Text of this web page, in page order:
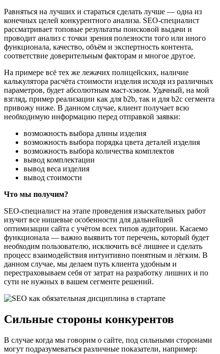
Равняться на лучших и стараться сделать лучше — одна из
конечных целей конкурентного анализа. SEO-специалист
рассматривает топовые результаты поисковой выдачи и
проводит анализ с точки зрения полезности того или иного
функционала, качество, объём и экспертность контента,
соответствие доверительным факторам и многое другое.
На примере всё тех же лежачих полицейских, наличие
калькулятора расчёта стоимости изделия исходя из различных
параметров, будет абсолютным маст-хэвом. Удачный, на мой
взгляд, пример реализации как для b2b, так и для b2c сегмента
привожу ниже. В данном случае, клиент получает всю
необходимую информацию перед отправкой заявки:
возможность выбора длины изделия
возможность выбора порядка цвета деталей изделия
возможность выбора количества комплектов
вывод комплектации
вывод веса изделия
вывод стоимости
Что мы получим?
SEO-специалист на этапе проведения изыскательных работ
изучит все нишевые особенности для дальнейшей
оптимизации сайта с учётом всех типов аудитории. Касаемо
функционала — важно выявить тот перечень, который будет
необходим пользователю, исключить всё лишнее и сделать
процесс взаимодействия интуитивно понятным и лёгким. В
данном случае, мы делаем путь клиента удобным и
перестраховываем себя от затрат на разработку лишних и по
сути не нужных в вашем сегменте решений.
Сильные стороны конкурентов
В случае когда мы говорим о сайте, под сильными сторонами
могут подразумеваться различные показатели, например: